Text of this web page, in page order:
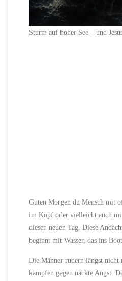
Sturm auf hoher See – und
Guten Morgen du Mensch mit
im Kopf oder vielleicht auch
diesen neuen Tag. Diese
beginnt mit Wasser, das ins
Die Männer rudern längst nicht
kämpfen gegen nackte Angst.